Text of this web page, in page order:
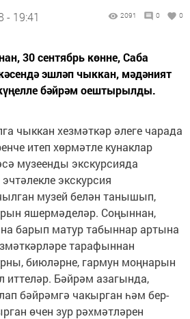
- 19:41 2091 0 0
30 сентябрь көнне, Саба
эшләп чыккан, мәдәният
бәйрәм оештырылды.
чыккан хезмәткәр әлеге чарада
итеп хөрмәтле кунаклар
музеенды экскурсияда
экскурсия
музей белән танышып,
яшермәделәр. Соңыннан,
барып матур табыннар артына
тарафыннан
биюләрне, гармун моңнарын
иттеләр. Бәйрәм азагында,
бәйрәмгә чакырган һәм бер-
өчен зур рәхмәтләрен